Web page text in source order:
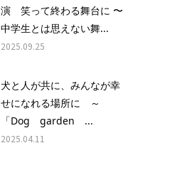
演 笑って終わる舞台に 〜
中学生とは思えない舞...
2025.09.25
犬と人が共に、みんなが幸
せになれる場所に ～
「Dog garden ...
2025.04.11